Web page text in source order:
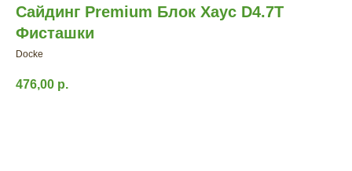
Сайдинг Premium Блок Хаус D4.7T
Фисташки
Docke
476,00 р.